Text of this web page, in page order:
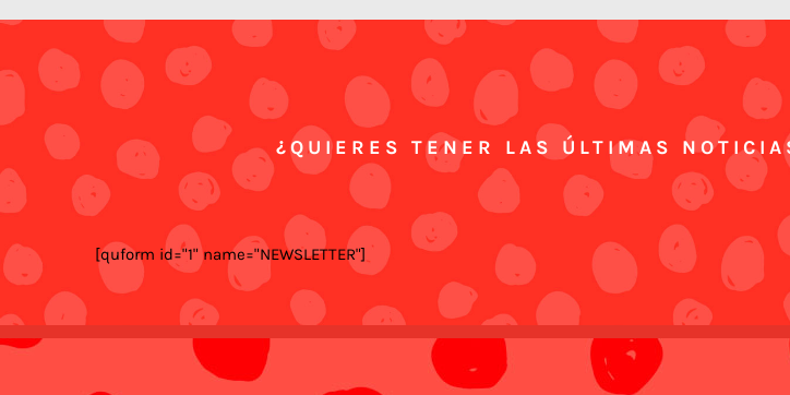
¿QUIERES TENER LAS ÚLTIMAS
[quform id="1" name="NEWSLETTER"]